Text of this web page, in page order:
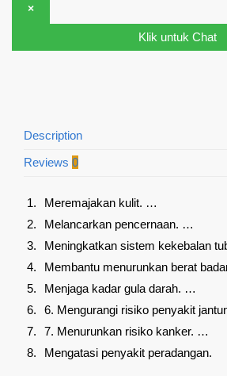
×
Klik untuk Chat
Description
Reviews 0
Meremajakan kulit. …
Melancarkan pencernaan. …
Meningkatkan sistem kekebalan
Membantu menurunkan berat
Menjaga kadar gula darah. …
6. Mengurangi risiko penyakit
7. Menurunkan risiko kanker. …
Mengatasi penyakit peradangan.